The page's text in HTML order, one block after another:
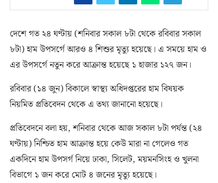
দেশে গত ২৪ ঘণ্টায়(শনিবার সকাল ৮টা থেকে রবিবার সকাল
৮টা)হাম উপসর্গে আরও ৪ শিশুর মৃত্যু হয়েছে। এ সময়ে হাম ও
এর উপসর্গে নতুন করে আক্রান্ত হয়েছে ১ হাজার ১২৭ জন।
রবিবার(১৪ জুন)বিকালে স্বাস্থ্য অধিদপ্তরের হাম বিষয়ক
নিয়মিত প্রতিবেদন থেকে এ তথ্য জানানো হয়েছে।
প্রতিবেদনে বলা হয়,শনিবার থেকে আজ সকাল ৮টা পর্যন্ত(২৪
ঘণ্টায়)নিশ্চিত হাম আক্রান্ত হয়ে কেউ মারা না গেলেও গত
একদিনে হাম উপসর্গ নিয়ে ঢাকা,সিলেট,ময়মনসিংহ ও খুলনা
বিভাগে ১ জন করে মোট ৪ জনের মৃত্যু হয়েছে।